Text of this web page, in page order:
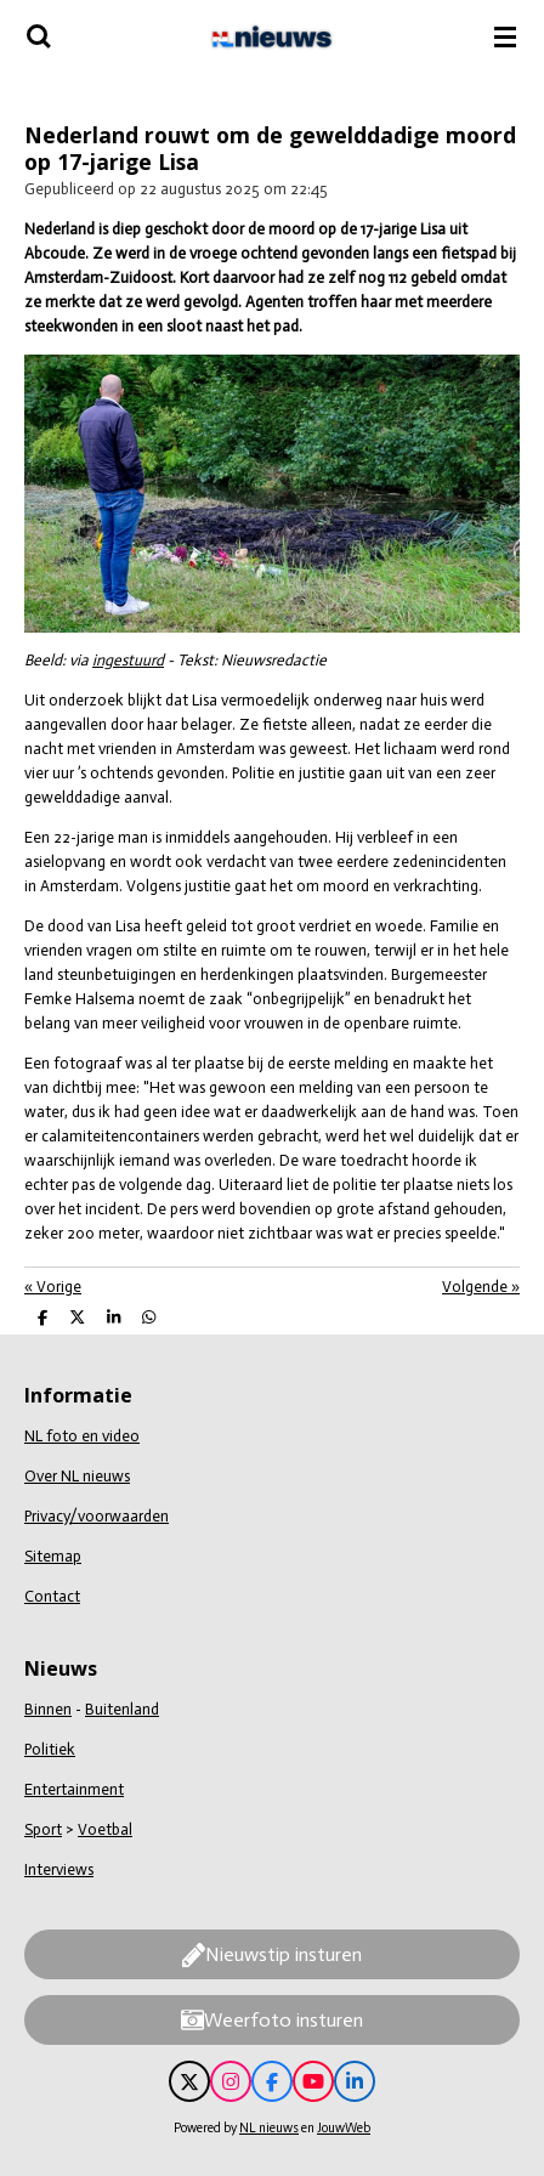
Ga
direct
Nederland rouwt om de gewelddadige moord
op 17-jarige Lisa
Gepubliceerd op 22 augustus 2025 om 22:45
Nederland is diep geschokt door de moord op de 17-jarige Lisa uit
Abcoude. Ze werd in de vroege ochtend gevonden langs een fietspad bij
Amsterdam-Zuidoost. Kort daarvoor had ze zelf nog 112 gebeld omdat
ze merkte dat ze werd gevolgd. Agenten troffen haar met meerdere
steekwonden in een sloot naast het pad.
Beeld: via ingestuurd- Tekst: Nieuwsredactie
Uit onderzoek blijkt dat Lisa vermoedelijk onderweg naar huis werd
aangevallen door haar belager. Ze fietste alleen, nadat ze eerder die
nacht met vrienden in Amsterdam was geweest. Het lichaam werd rond
vier uur ’s ochtends gevonden. Politie en justitie gaan uit van een zeer
gewelddadige aanval.
Een 22-jarige man is inmiddels aangehouden. Hij verbleef in een
asielopvang en wordt ook verdacht van twee eerdere zedenincidenten
in Amsterdam. Volgens justitie gaat het om moord en verkrachting.
De dood van Lisa heeft geleid tot groot verdriet en woede. Familie en
vrienden vragen om stilte en ruimte om te rouwen, terwijl er in het hele
land steunbetuigingen en herdenkingen plaatsvinden. Burgemeester
Femke Halsema noemt de zaak “onbegrijpelijk” en benadrukt het
belang van meer veiligheid voor vrouwen in de openbare ruimte.
Een fotograaf was al ter plaatse bij de eerste melding en maakte het
van dichtbij mee: "Het was gewoon een melding van een persoon te
water, dus ik had geen idee wat er daadwerkelijk aan de hand was. Toen
er calamiteitencontainers werden gebracht, werd het wel duidelijk dat er
waarschijnlijk iemand was overleden. De ware toedracht hoorde ik
echter pas de volgende dag. Uiteraard liet de politie ter plaatse niets los
over het incident. De pers werd bovendien op grote afstand gehouden,
zeker 200 meter, waardoor niet zichtbaar was wat er precies speelde."
« Vorige Volgende »
D
e
n
D
e
S
h
e
D
e
Informatie
NL foto en video
Over NL nieuws
Privacy/voorwaarden
Sitemap
Contact
Nieuws
Binnen - Buitenland
Politiek
Entertainment
Sport > Voetbal
Interviews
Nieuwstip insturen
Weerfoto insturen
X
I
n
s
F
a
c
Y
o
u
L
i
n
Powered byNL nieuwsen JouwWeb